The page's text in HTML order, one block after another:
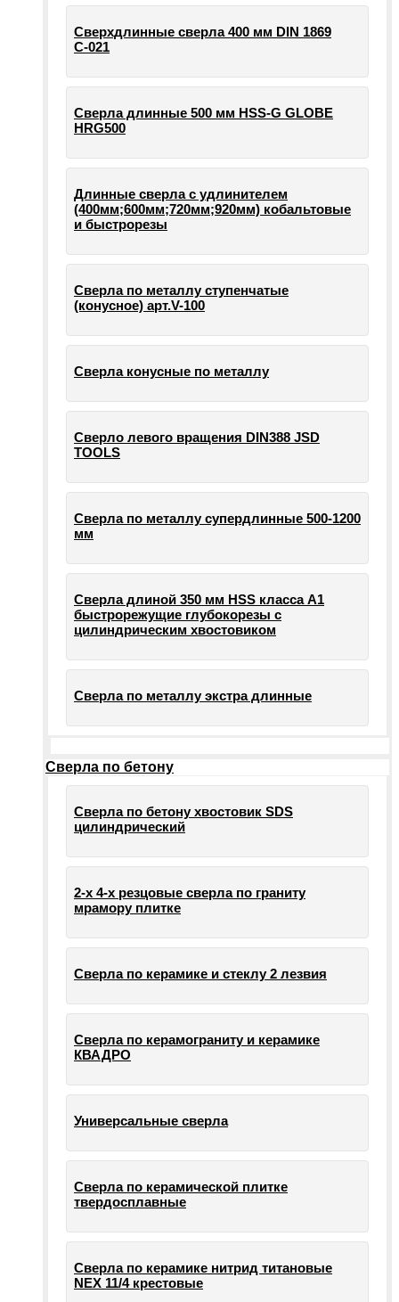
Сверхдлинные сверла 400 мм DIN 1869
С-021
Сверла длинные 500 мм HSS-G GLOBE
HRG500
Длинные сверла с удлинителем
(400мм;600мм;720мм;920мм) кобальтовые
и быстрорезы
Сверла по металлу ступенчатые
(конусное) арт.V-100
Сверла конусные по металлу
Сверло левого вращения DIN388 JSD
TOOLS
Сверла по металлу супердлинные 500-1200
мм
Сверла длиной 350 мм HSS класса А1
быстрорежущие глубокорезы с
цилиндрическим хвостовиком
Сверла по металлу экстра длинные
Сверла по бетону
Сверла по бетону хвостовик SDS
цилиндрический
2-х 4-х резцовые сверла по граниту
мрамору плитке
Сверла по керамике и стеклу 2 лезвия
Сверла по керамограниту и керамике
КВАДРО
Универсальные сверла
Сверла по керамической плитке
твердосплавные
Сверла по керамике нитрид титановые
NEX 11/4 крестовые